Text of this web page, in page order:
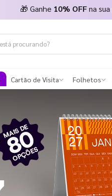
🎁 Ganhe 10% OFFna sua
Cartão de Visita Folhetos